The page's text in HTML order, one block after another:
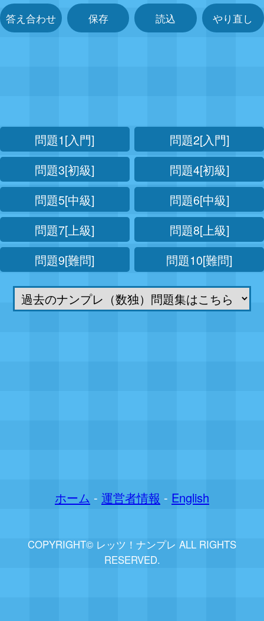
答え合わせ 保存 読込 やり直し
問題1[入門]
問題2[入門]
問題3[初級]
問題4[初級]
問題5[中級]
問題6[中級]
問題7[上級]
問題8[上級]
問題9[難問]
問題10[難問]
ホーム - 運営者情報 - English
COPYRIGHT© レッツ！ナンプレ ALL RIGHTS
RESERVED.